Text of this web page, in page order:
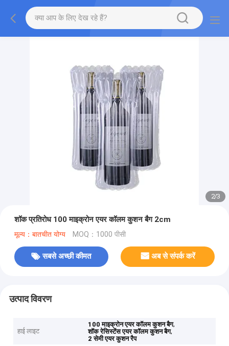
2/3
शॉक प्रतिरोध 100 माइक्रोन एयर कॉलम कुशन बैग 2cm
मूल्य：बातचीत योग्य MOQ：1000 पीसी
सबसे अच्छी कीमत अब से संपर्क करें
उत्पाद विवरण
हाई लाइट
100 माइक्रोन एयर कॉलम कुशन बैग,
शॉक रेसिस्टेंस एयर कॉलम कुशन बैग,
2 सेमी एयर कुशन रैप